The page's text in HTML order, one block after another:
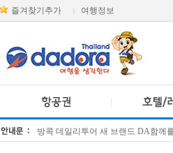
즐겨찾기추가 여행정보
방콕 데일리투어 새 브랜드 DA함께